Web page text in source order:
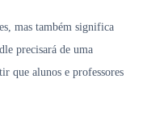
mas também significa
precisará de uma
que alunos e professores